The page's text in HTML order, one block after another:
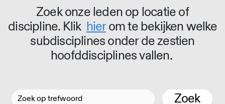
Zoek onze leden op locatie of
discipline. Klik hierom te bekijken welke
subdisciplines onder de zestien
hoofddisciplines vallen.
Zoek